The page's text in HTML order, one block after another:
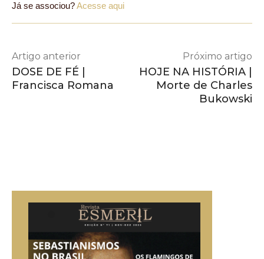
Já se associou?Acesse aqui
Artigo anterior
DOSE DE FÉ |
Francisca Romana
Próximo artigo
HOJE NA HISTÓRIA |
Morte de Charles
Bukowski